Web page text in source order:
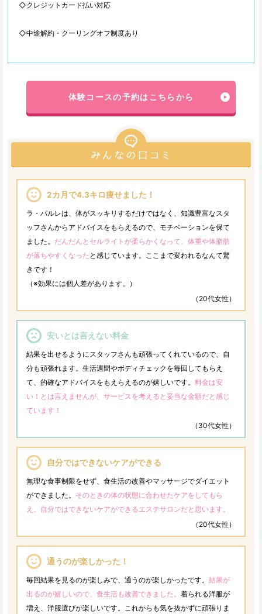
◇クレジットカード払い対応
◇中途解約・クーリングオフ制度あり
体験コースの予約はこちらから
2カ月で4.3キロ痩せました！
ラ・パルレは、体がスッキリするだけではなく、知識豊富なスタ
ッフさんからアドバイスをもらえるので、モチベーションを保て
ました。 だんだんとセルライトが柔らかくなって、体重や体脂肪
が落ちやすくなった と感じています。ここまで変われるなんて驚
きです！
（※効果には個人差があります。）
（20代女性）
安いとは言えない料金
結果を出せるようにスタッフさんも頑張ってくれているので、自
分も頑張れます。生活週間やボディチェックを毎回してもらえ
て、的確なアドバイスをもえらえるのが嬉しいです。 料金は安
い！とは言えませんが、サービスを考えると妥当な金額だと感じ
ています！
（30代女性）
自分ではできないケアができる
無理な食事制限をせず、食生活の改善やマッサージでダイエット
ができました。 そのときの体の状態に合わせたケアをしてもら
え、自分ではできないケアができるエステサロンだと思います。
（20代女性）
通うのが楽しかった！
毎回結果を見るのが楽しみで、通うのが楽しかったです。 結果が
出るのが嬉しいので、食生活も改善できました。 着られる洋服が
増え、洋服選びが楽しいです。これからも気を抜かずに頑張りま